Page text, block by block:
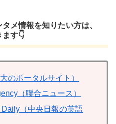
メ情報を知りたい方は、
す👇
のポータルサイト）
（聯合ニュース）
（中央日報の英語